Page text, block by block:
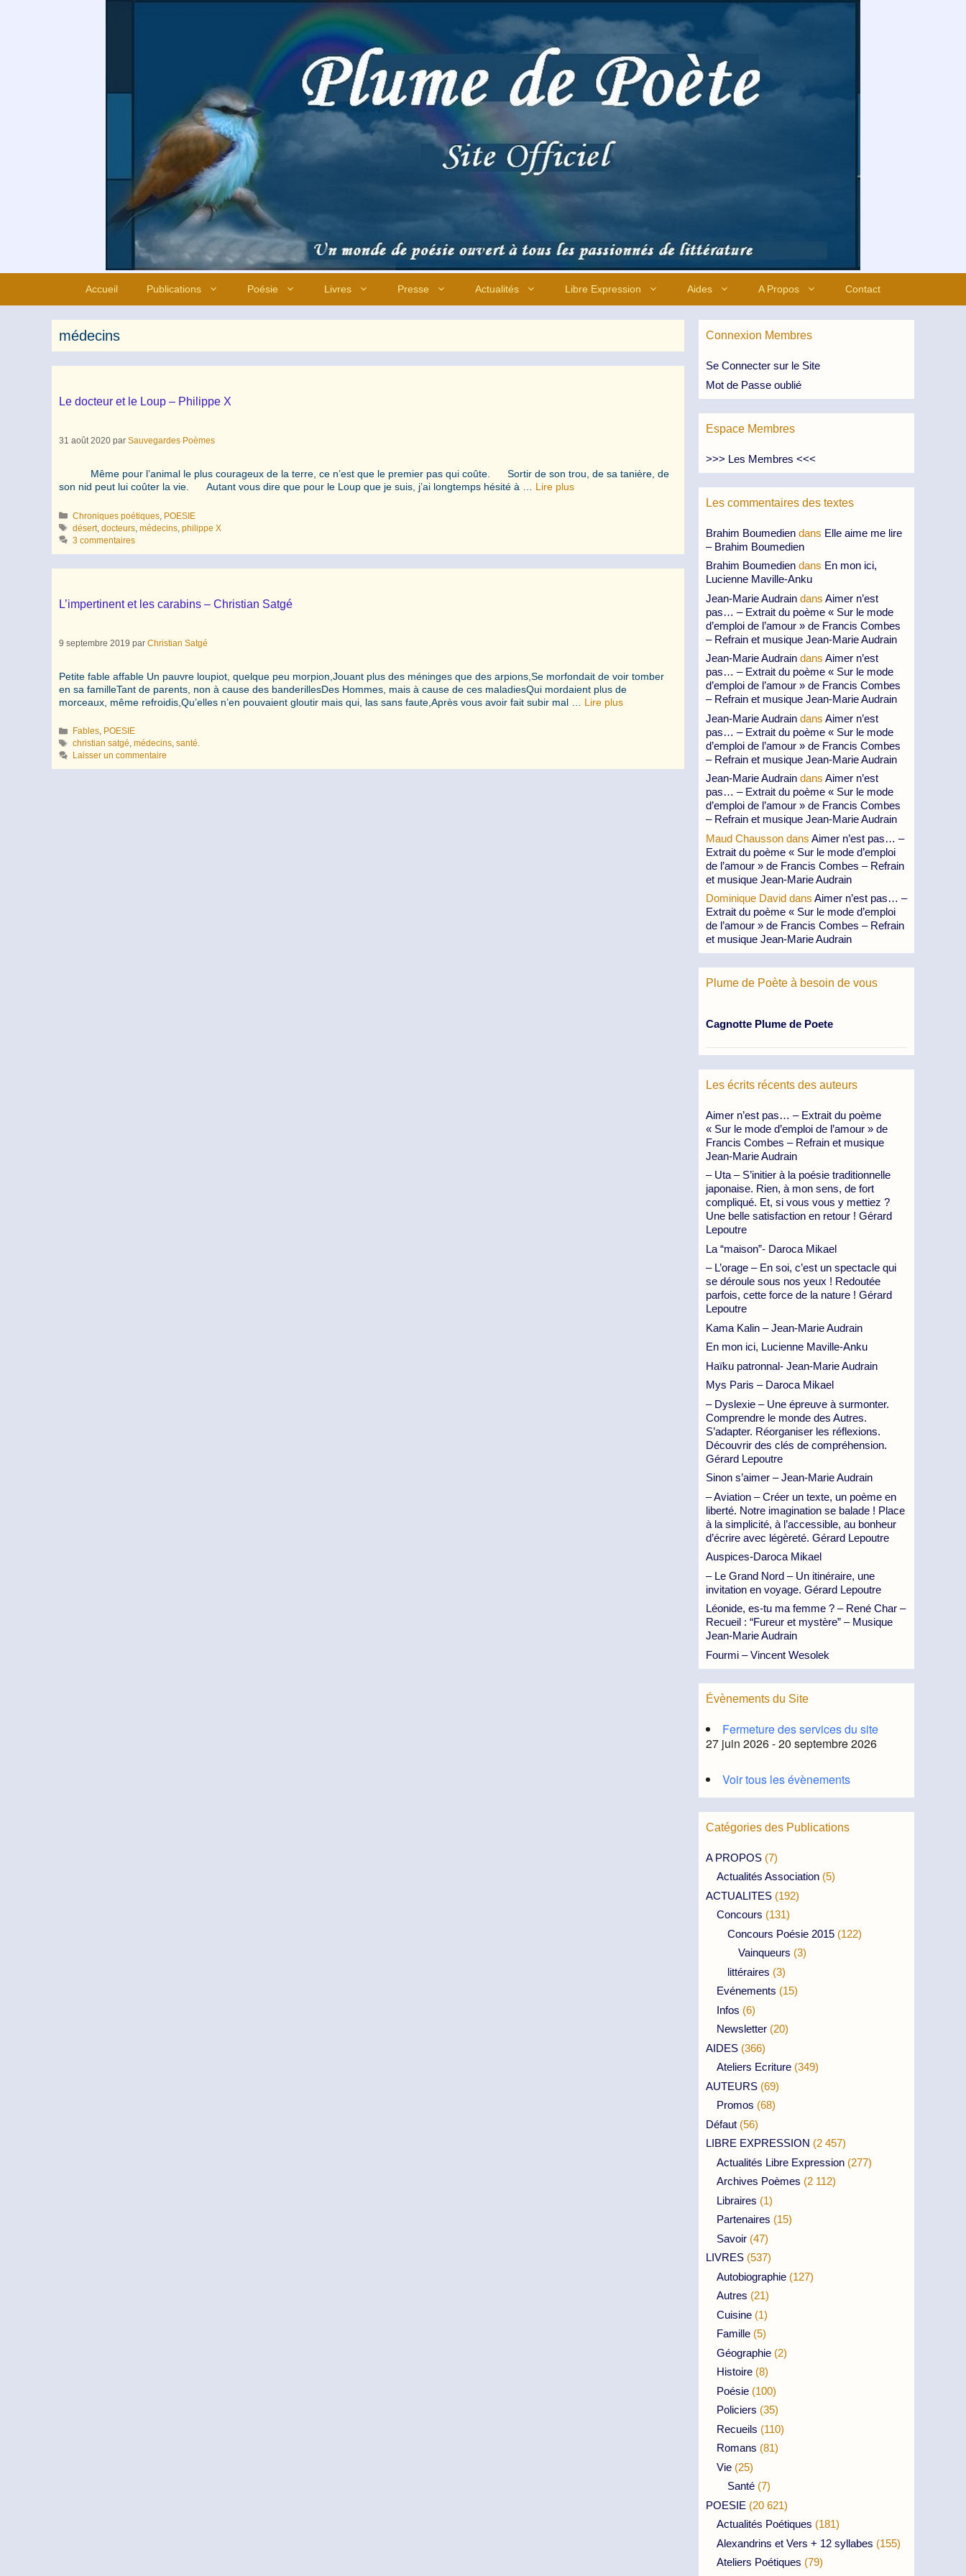
Accueil Publications Poésie Livres Presse Actualités Libre Expression Aides A Propos Contact
médecins
Le docteur et le Loup – Philippe X
31 août 2020 par Sauvegardes Poèmes
Même pour l’animal le plus courageux de la terre, ce n’est que le premier pas qui coûte. Sortir de son trou, de sa tanière, de
son nid peut lui coûter la vie. Autant vous dire que pour le Loup que je suis, j’ai longtemps hésité à … Lire plus
Catégories
Chroniques poétiques POESIE
Étiquettes
désert,docteurs ,médecins ,philippe X
3 commentaires
L’impertinent et les carabins – Christian Satgé
9 septembre 2019 par Christian Satgé
Petite fable affable Un pauvre loupiot, quelque peu morpion,Jouant plus des méninges que des arpions,Se morfondait de voir tomber
en sa familleTant de parents, non à cause des banderillesDes Hommes, mais à cause de ces maladiesQui mordaient plus de
morceaux, même refroidis,Qu’elles n’en pouvaient gloutir mais qui, las sans faute,Après vous avoir fait subir mal … Lire plus
Catégories
Fables, POESIE
Étiquettes
christian satgé,médecins,santé.
Laisser un commentaire
Connexion Membres
Se Connecter sur le Site
Mot de Passe oublié
Espace Membres
>>> Les Membres <<<
Les commentaires des textes
Brahim Boumedien dans Elle aime me lire
– Brahim Boumedien
Brahim Boumedien dans En mon ici,
Lucienne Maville-Anku
Jean-Marie Audrain dans Aimer n’est
pas… – Extrait du poème « Sur le mode
d’emploi de l’amour » de Francis Combes
– Refrain et musique Jean-Marie Audrain
Jean-Marie Audrain dans Aimer n’est
pas… – Extrait du poème « Sur le mode
d’emploi de l’amour » de Francis Combes
– Refrain et musique Jean-Marie Audrain
Jean-Marie Audrain dans Aimer n’est
pas… – Extrait du poème « Sur le mode
d’emploi de l’amour » de Francis Combes
– Refrain et musique Jean-Marie Audrain
Jean-Marie Audrain dans Aimer n’est
pas… – Extrait du poème « Sur le mode
d’emploi de l’amour » de Francis Combes
– Refrain et musique Jean-Marie Audrain
Maud Chausson dans Aimer n’est pas… –
Extrait du poème « Sur le mode d’emploi
de l’amour » de Francis Combes – Refrain
et musique Jean-Marie Audrain
Dominique David dans Aimer n’est pas… –
Extrait du poème « Sur le mode d’emploi
de l’amour » de Francis Combes – Refrain
et musique Jean-Marie Audrain
Plume de Poète à besoin de vous
Cagnotte Plume de Poete
Les écrits récents des auteurs
Aimer n’est pas… – Extrait du poème
« Sur le mode d’emploi de l’amour » de
Francis Combes – Refrain et musique
Jean-Marie Audrain
– Uta – S’initier à la poésie traditionnelle
japonaise. Rien, à mon sens, de fort
compliqué. Et, si vous vous y mettiez ?
Une belle satisfaction en retour ! Gérard
Lepoutre
La “maison”- Daroca Mikael
– L’orage – En soi, c’est un spectacle qui
se déroule sous nos yeux ! Redoutée
parfois, cette force de la nature ! Gérard
Lepoutre
Kama Kalin – Jean-Marie Audrain
En mon ici, Lucienne Maville-Anku
Haïku patronnal- Jean-Marie Audrain
Mys Paris – Daroca Mikael
– Dyslexie – Une épreuve à surmonter.
Comprendre le monde des Autres.
S’adapter. Réorganiser les réflexions.
Découvrir des clés de compréhension.
Gérard Lepoutre
Sinon s’aimer – Jean-Marie Audrain
– Aviation – Créer un texte, un poème en
liberté. Notre imagination se balade ! Place
à la simplicité, à l’accessible, au bonheur
d’écrire avec légèreté. Gérard Lepoutre
Auspices-Daroca Mikael
– Le Grand Nord – Un itinéraire, une
invitation en voyage. Gérard Lepoutre
Léonide, es-tu ma femme ? – René Char –
Recueil : “Fureur et mystère” – Musique
Jean-Marie Audrain
Fourmi – Vincent Wesolek
Évènements du Site
Fermeture des services du site
27 juin 2026 - 20 septembre 2026
Voir tous les évènements
Catégories des Publications
A PROPOS (7)
Actualités Association (5)
ACTUALITES (192)
Concours (131)
Concours Poésie 2015 (122)
Vainqueurs (3)
littéraires (3)
Evénements (15)
Infos (6)
Newsletter (20)
AIDES (366)
Ateliers Ecriture (349)
AUTEURS (69)
Promos (68)
Défaut (56)
LIBRE EXPRESSION (2 457)
Actualités Libre Expression (277)
Archives Poèmes (2 112)
Libraires (1)
Partenaires (15)
Savoir (47)
LIVRES (537)
Autobiographie (127)
Autres (21)
Cuisine (1)
Famille (5)
Géographie (2)
Histoire (8)
Poésie (100)
Policiers (35)
Recueils (110)
Romans (81)
Vie (25)
Santé (7)
POESIE (20 621)
Actualités Poétiques (181)
Alexandrins et Vers + 12 syllabes (155)
Ateliers Poétiques (79)